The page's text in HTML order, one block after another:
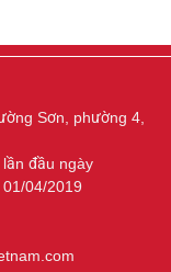
Sơn, phường 4,
đầu ngày
04/2019